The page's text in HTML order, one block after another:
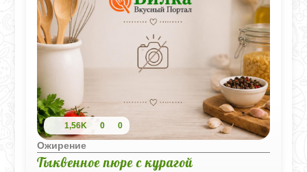
1,56K 0 0
Ожирение
Тыквенное пюре с курагой